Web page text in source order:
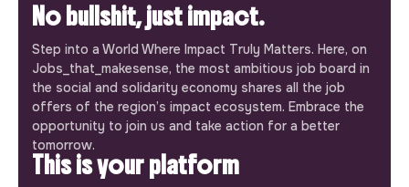
No bullshit, just impact.
Step into a World Where Impact Truly Matters. Here, on
Jobs_that_makesense, the most ambitious job board in
the social and solidarity economy shares all the job
offers of the region’s impact ecosystem. Embrace the
opportunity to join us and take action for a better
tomorrow.
This is your platform